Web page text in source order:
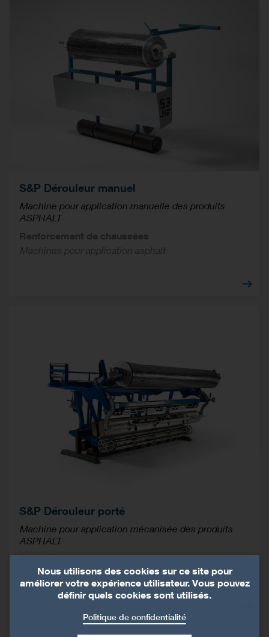
S&P Dérouleur manuel
Machine pour application manuelle des produits
ASPHALT
Renforcement de chaussées
Machines pour application asphalt
S&P Dérouleur porté
Machine pour application mécanisée des produits
ASPHALT
Renforcement de chaussées
Machines pour application asphalt
Nous utilisons des cookies sur ce site pour
améliorer votre expérience utilisateur. Vous pouvez
définir quels cookies sont utilisés.
Politique de confidentialité